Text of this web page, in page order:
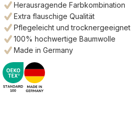
Herausragende Farbkombination
Extra flauschige Qualität
Pflegeleicht und trocknergeeignet
100% hochwertige Baumwolle
Made in Germany